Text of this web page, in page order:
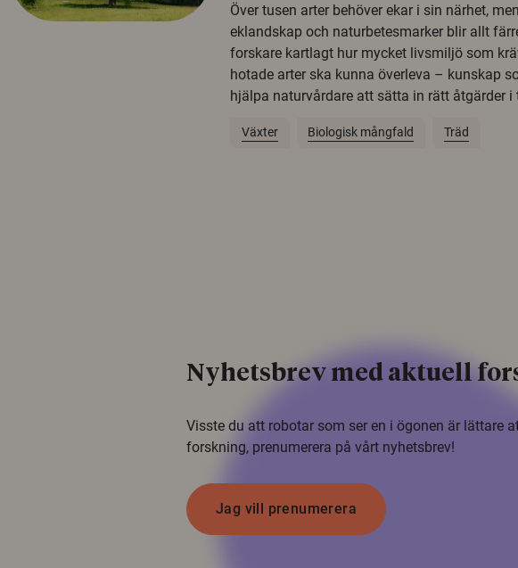
Över tusen arter behöver ekar i sin närhet,
eklandskap och naturbetesmarker blir allt
forskare kartlagt hur mycket livsmiljö som
hotade arter ska kunna överleva – kunskap
hjälpa naturvårdare att sätta in rätt åtgärder i
Växter Biologisk mångfald Träd
Nyhetsbrev med aktuell
Visste du att robotar som ser en i ögonen är lättare
forskning, prenumerera på vårt nyhetsbrev!
Jag vill prenumerera